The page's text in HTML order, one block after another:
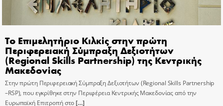
Το Επιμελητήριο Κιλκίς στην πρώτη
Περιφερειακή Σύμπραξη Δεξιοτήτων
(Regional Skills Partnership) της Κεντρικής
Μακεδονίας
Στην πρώτη Περιφερειακή Σύμπραξη Δεξιοτήτων (Regional Skills Partnership
–RSP), που εγκρίθηκε στην Περιφέρεια Κεντρικής Μακεδονίας από την
Ευρωπαϊκή Επιτροπή στο[…]